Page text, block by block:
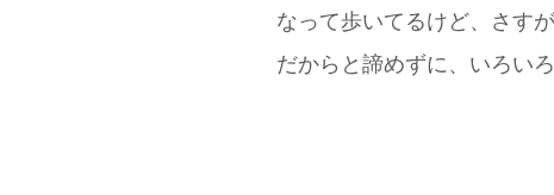
なって歩いてるけど、さす
だからと諦めずに、いろい